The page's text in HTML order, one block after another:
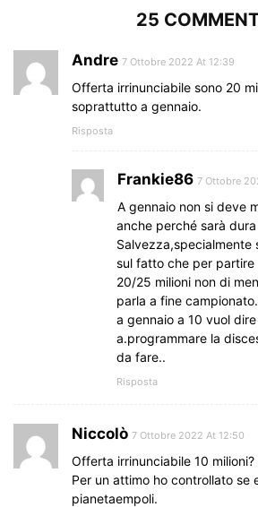
25
Andre 7 Ottobre 2022 At 12:39
Offerta irrinunciabile sono 20
soprattutto a gennaio.
Risposta
Frankie86 7 Ottobre
A gennaio non si deve
anche perché sarà
sul fatto che per partire
20/25 milioni non di
parla a fine
a gennaio a 10 vuol
a.programmare la
da fare..
Risposta
Niccolò 7 Ottobre 2022 At 12:50
Offerta irrinunciabile 10 milioni?
Per un attimo ho controllato se
pianetaempoli.